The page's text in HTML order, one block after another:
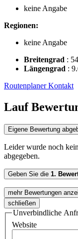
keine Angabe
Regionen:
keine Angabe
Breitengrad :
Längengrad :
RoutenplanerKontakt
Lauf
Eigene Bewertung
Leider wurde noch
abgegeben.
Geben Sie die 1.
mehr Bewertungen
schließen
Unverbindliche
Website